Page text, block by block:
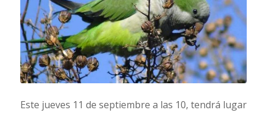
Este jueves 11 de septiembre a las 10, tendrá lugar